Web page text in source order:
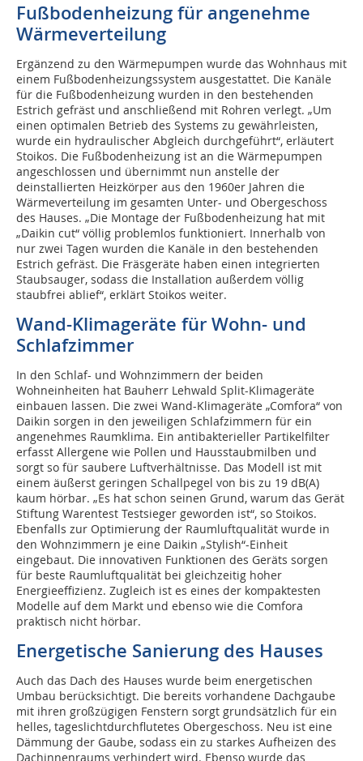
Fußbodenheizung für angenehme
Wärmeverteilung
Ergänzend zu den Wärmepumpen wurde das Wohnhaus mit
einem Fußbodenheizungssystem ausgestattet. Die Kanäle
für die Fußbodenheizung wurden in den bestehenden
Estrich gefräst und anschließend mit Rohren verlegt. „Um
einen optimalen Betrieb des Systems zu gewährleisten,
wurde ein hydraulischer Abgleich durchgeführt“, erläutert
Stoikos. Die Fußbodenheizung ist an die Wärmepumpen
angeschlossen und übernimmt nun anstelle der
deinstallierten Heizkörper aus den 1960er Jahren die
Wärmeverteilung im gesamten Unter- und Obergeschoss
des Hauses. „Die Montage der Fußbodenheizung hat mit
„Daikin cut“ völlig problemlos funktioniert. Innerhalb von
nur zwei Tagen wurden die Kanäle in den bestehenden
Estrich gefräst. Die Fräsgeräte haben einen integrierten
Staubsauger, sodass die Installation außerdem völlig
staubfrei ablief“, erklärt Stoikos weiter.
Wand-Klimageräte für Wohn- und
Schlafzimmer
In den Schlaf- und Wohnzimmern der beiden
Wohneinheiten hat Bauherr Lehwald Split-Klimageräte
einbauen lassen. Die zwei Wand-Klimageräte „Comfora“ von
Daikin sorgen in den jeweiligen Schlafzimmern für ein
angenehmes Raumklima. Ein antibakterieller Partikelfilter
erfasst Allergene wie Pollen und Hausstaubmilben und
sorgt so für saubere Luftverhältnisse. Das Modell ist mit
einem äußerst geringen Schallpegel von bis zu 19 dB(A)
kaum hörbar. „Es hat schon seinen Grund, warum das Gerät
Stiftung Warentest Testsieger geworden ist“, so Stoikos.
Ebenfalls zur Optimierung der Raumluftqualität wurde in
den Wohnzimmern je eine Daikin „Stylish“-Einheit
eingebaut. Die innovativen Funktionen des Geräts sorgen
für beste Raumluftqualität bei gleichzeitig hoher
Energieeffizienz. Zugleich ist es eines der kompaktesten
Modelle auf dem Markt und ebenso wie die Comfora
praktisch nicht hörbar.
Energetische Sanierung des Hauses
Auch das Dach des Hauses wurde beim energetischen
Umbau berücksichtigt. Die bereits vorhandene Dachgaube
mit ihren großzügigen Fenstern sorgt grundsätzlich für ein
helles, tageslichtdurchflutetes Obergeschoss. Neu ist eine
Dämmung der Gaube, sodass ein zu starkes Aufheizen des
Dachinnenraums verhindert wird. Ebenso wurde das